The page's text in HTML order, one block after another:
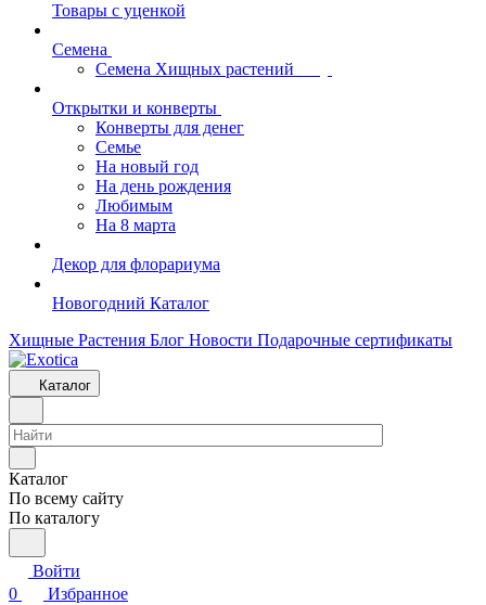
Товары с уценкой
Семена
Семена Хищных растений
Открытки и конверты
Конверты для денег
Семье
На новый год
На день рождения
Любимым
На 8 марта
Декор для флорариума
Новогодний Каталог
Хищные Растения Блог Новости Подарочные сертификаты
Каталог
Каталог
По всему сайту
По каталогу
Войти
0
Избранное